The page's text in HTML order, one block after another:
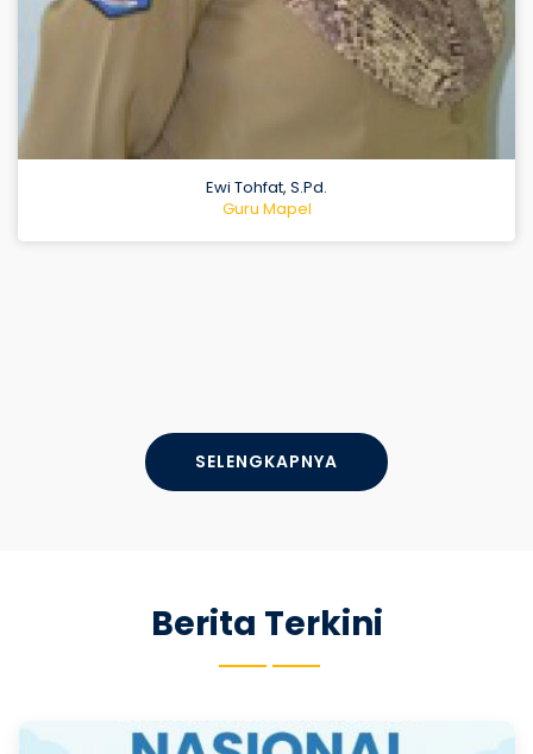
SELENGKAPNYA
Berita Terkini